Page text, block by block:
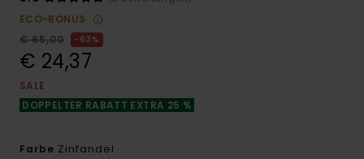
ECO-BONUS
€ 65,00
63%
€ 24,37
SALE
DOPPELTER RABATT EXTRA 25 %
Farbe Zinfandel